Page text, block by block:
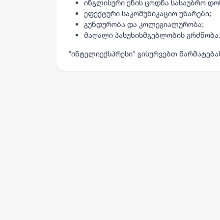
ინგლისური ენის ცოდნა სასაუბრო
ეფექტური საკომუნიკაციო უნარები;
გუნდურობა და კოლეგიალურობა;
მაღალი პასუხისმგებლობის გრძნობა.
"ინტელიექსპრესი" გისურვებთ